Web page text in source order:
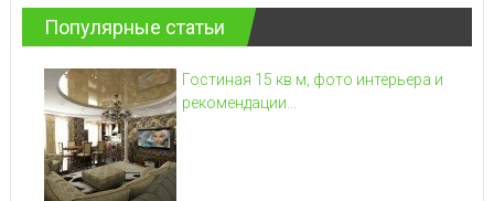
Популярные статьи
Гостиная 15 кв м, фото интерьера и
рекомендации...